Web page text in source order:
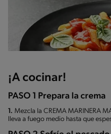
¡A cocinar!
PASO 1 Prepara la crema
1. Mezcla la CREMA MARINERA
lleva a fuego medio hasta que